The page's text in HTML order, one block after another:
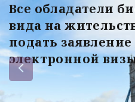
Все обладатели
вида на
подать
электронной